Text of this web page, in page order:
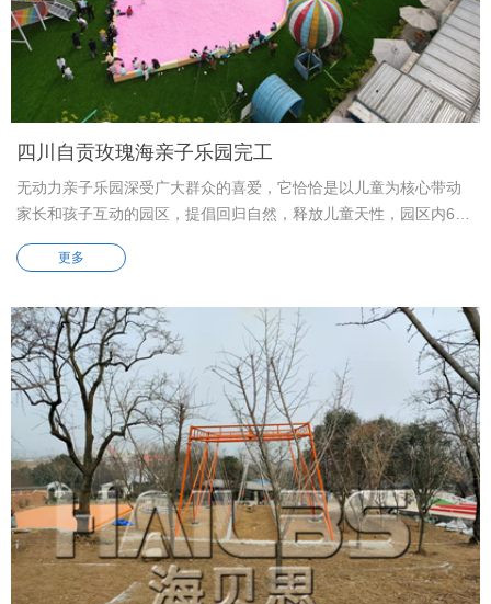
四川自贡玫瑰海亲子乐园完工
无动力亲子乐园深受广大群众的喜爱，它恰恰是以儿童为核心带动
家长和孩子互动的园区，提倡回归自然，释放儿童天性，园区内60
余种设备满足孩子蹦，跳，爬，钻的天性，一张通票可以撒欢玩上
一整天。 三月初开始，历时一个月四川自贡占地30余亩，包含60多
运营每一步都赶在第一个适合踏春的假期之前投入运营中……
更多